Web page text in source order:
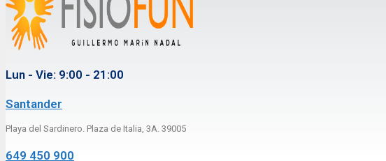
Lun - Vie: 9:00 - 21:00
Santander
Playa del Sardinero. Plaza de Italia, 3A. 39005
649 450 900